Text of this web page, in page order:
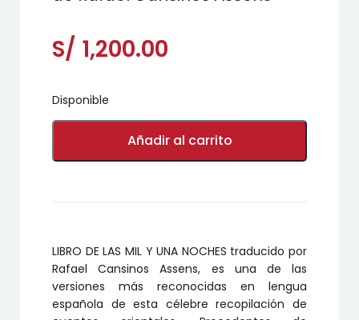
S/ 1,200.00
Disponible
LIBRO
LAS
cantidad
Añadir al carrito
LIBRO DE LAS MIL Y UNA NOCHES traducido por
Rafael Cansinos Assens, es una de las
versiones más reconocidas en lengua
española de esta célebre recopilación de